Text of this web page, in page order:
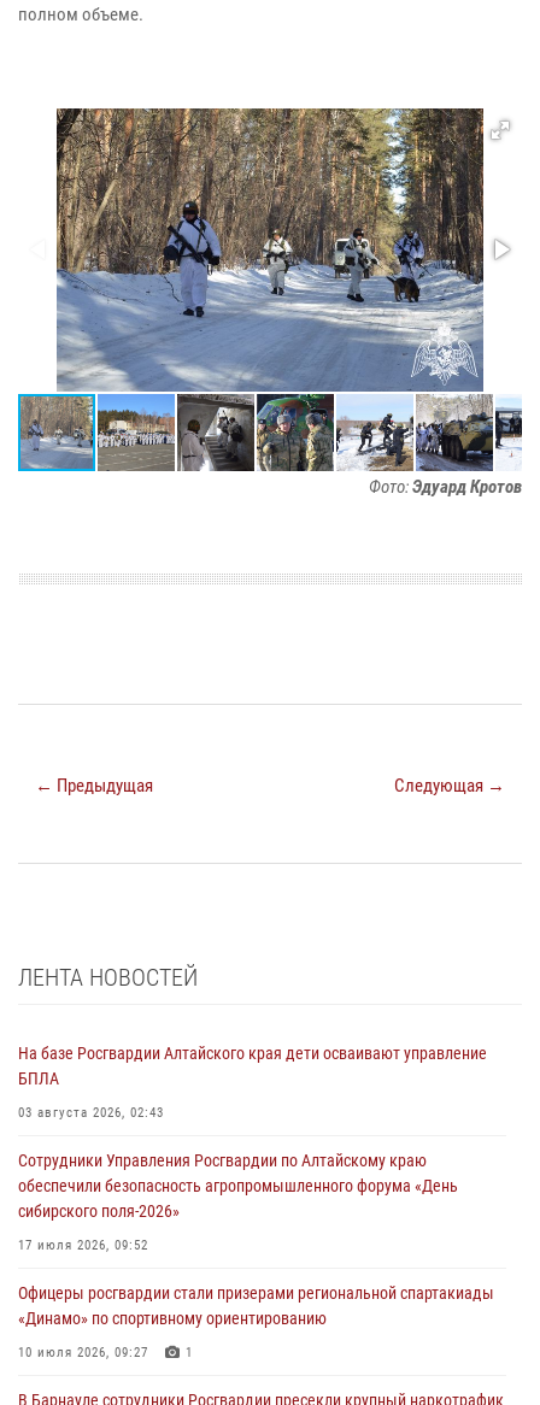
полном объеме.
Фото:Эдуард Кротов
← Предыдущая Следующая →
ЛЕНТА НОВОСТЕЙ
На базе Росгвардии Алтайского края дети осваивают управление
БПЛА
03 августа 2026, 02:43
Сотрудники Управления Росгвардии по Алтайскому краю
обеспечили безопасность агропромышленного форума «День
сибирского поля-2026»
17 июля 2026, 09:52
Офицеры росгвардии стали призерами региональной спартакиады
«Динамо» по спортивному ориентированию
10 июля 2026, 09:27 1
В Барнауле сотрудники Росгвардии пресекли крупный наркотрафик